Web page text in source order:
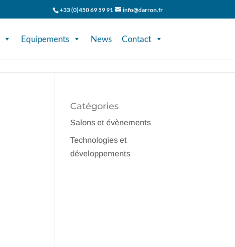
+33 (0)450 69 59 91 info@darron.fr
Equipements News Contact
Catégories
Salons et évènements
Technologies et
développements